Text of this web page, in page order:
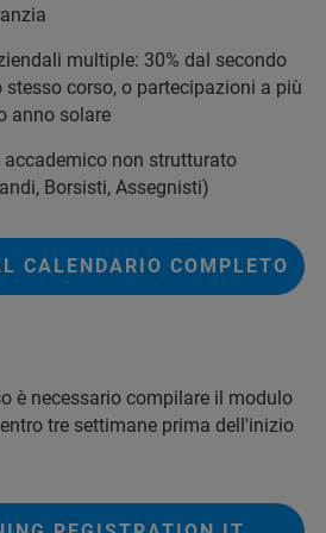
multiple: 30% dal secondo
corso, o partecipazioni a più
anno solare
accademico non strutturato
Borsisti, Assegnisti)
CALENDARIO COMPLETO
è necessario compilare il modulo
tre settimane prima dell'inizio